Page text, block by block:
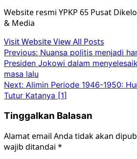
Website resmi YPKP 65 Pusat
& Media
Visit WebsiteView All Posts
Post
navigation
Previous: Nuansa politis menjadi
Presiden Jokowi dalam
masa lalu
Next: Alimin Periode 1946-1950:
Tutur Katanya [1]
Tinggalkan Balasan
Alamat email Anda tidak akan
wajib ditandai *